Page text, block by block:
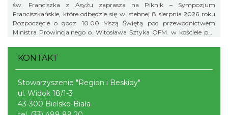
św. Franciszka z Asyżu zaprasza na Piknik – Sympozjum
Franciszkańskie, które odbędzie się w Istebnej 8 sierpnia 2026 roku
Rozpoczęcie o godz. 10.00 Mszą Świętą pod przewodnictwem
Ministra Prowincjalnego o. Witosława Sztyka OFM. w kościele pw.
pod Skocznią rozpoczynamy o godz. 12.00
KONTAKT
Stowarzyszenie "Region i Beskidy"
ul. Widok 18/1-3
43-300 Bielsko-Biała